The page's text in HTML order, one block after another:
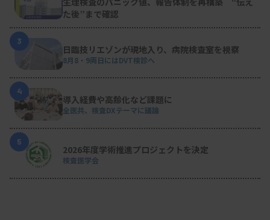
た後”まで確認
3
日臨技リエゾンが現地入り、病院検査室を視察
8月8・9両日にはDVT検診へ
4
導入経費や高齢化など課題に
全医共、検査DXテーマに議論
5
2026年度学術推進プロジェクトを決定
検査医学会